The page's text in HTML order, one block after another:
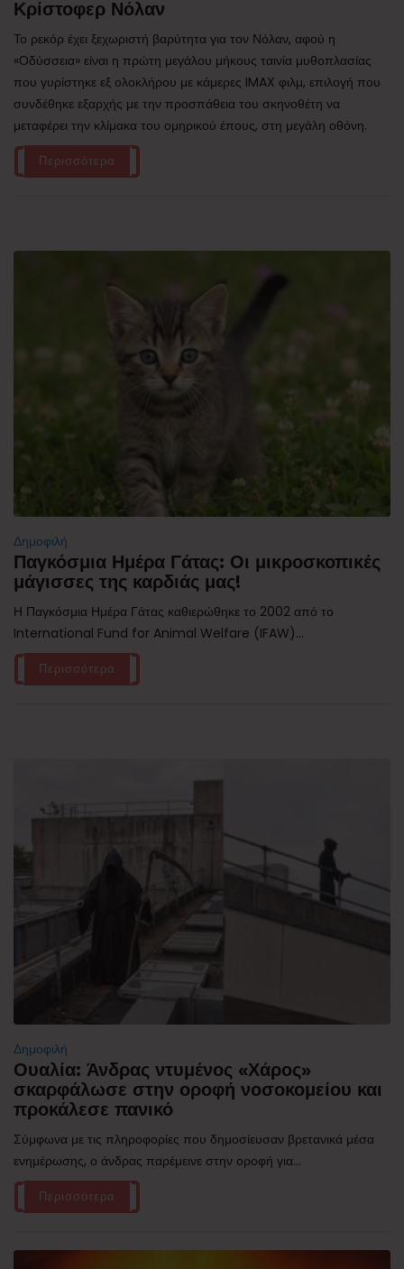
Κρίστοφερ Νόλαν
Το ρεκόρ έχει ξεχωριστή βαρύτητα για τον Νόλαν, αφού η
«Οδύσσεια» είναι η πρώτη μεγάλου μήκους ταινία μυθοπλασίας
που γυρίστηκε εξ ολοκλήρου με κάμερες IMAX φιλμ, επιλογή που
συνδέθηκε εξαρχής με την προσπάθεια του σκηνοθέτη να
μεταφέρει την κλίμακα του ομηρικού έπους, στη μεγάλη οθόνη.
Περισσότερα
Δημοφιλή
Παγκόσμια Ημέρα Γάτας: Οι μικροσκοπικές
μάγισσες της καρδιάς μας!
Η Παγκόσμια Ημέρα Γάτας καθιερώθηκε το 2002 από το
International Fund for Animal Welfare (IFAW)...
Περισσότερα
Δημοφιλή
Ουαλία: Άνδρας ντυμένος «Χάρος»
σκαρφάλωσε στην οροφή νοσοκομείου και
προκάλεσε πανικό
Σύμφωνα με τις πληροφορίες που δημοσίευσαν βρετανικά μέσα
ενημέρωσης, ο άνδρας παρέμεινε στην οροφή για...
Περισσότερα